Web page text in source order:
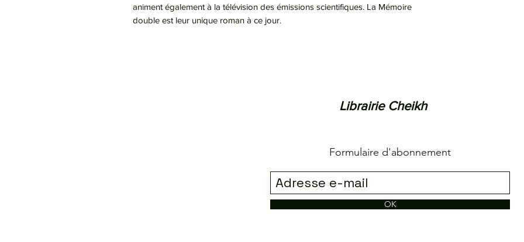
animent également à la télévision des émissions scientifiques. La Mémoire
double est leur unique roman à ce jour.
Librairie Cheikh
Formulaire d'abonnement
OK